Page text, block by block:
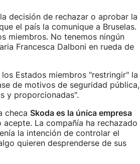
decisión de rechazar o aprobar la
el país la comunique a Bruselas.
miembros. No tenemos ningún
Francesca Dalboni en rueda de
Estados miembros "restringir" la
de motivos de seguridad pública,
y proporcionadas".
checa Skoda es la única empresa
La compañía ha rechazado
la intención de controlar el
quieren desprenderse de sus